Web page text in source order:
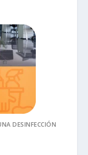
DESINFECCIÓN